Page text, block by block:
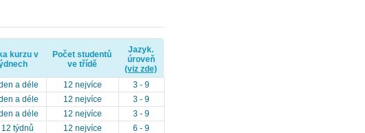
kurzu v
Počet studentů
ve třídě
Jazyk.
úroveň
(viz zde)
a déle 12 nejvíce
3 - 9
a déle 12 nejvíce
3 - 9
a déle 12 nejvíce
3 - 9
12 týdnů 12 nejvíce
6 - 9